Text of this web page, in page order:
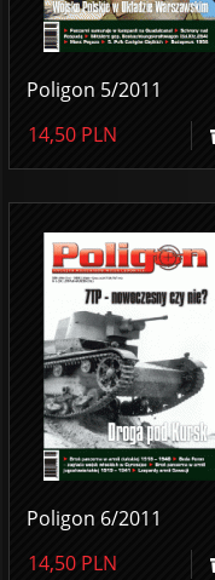
Poligon 5/2011
14,50 PLN
Poligon 6/2011
14,50 PLN